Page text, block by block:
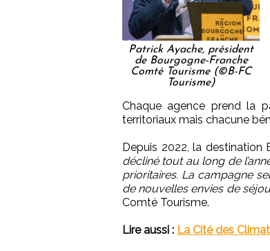
Patrick Ayache, président
de Bourgogne-Franche
Comté Tourisme (©B-FC
Tourisme)
Chaque agence prend la
territoriaux mais chacune
Depuis 2022, la destination
décliné tout au long de
prioritaires. La campagne
de nouvelles envies de
Comté Tourisme.
Lire aussi : La Cité des